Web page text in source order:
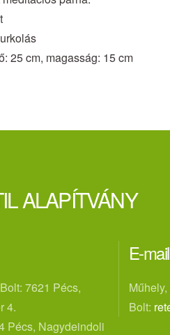
25 cm, magasság: 15 cm
ALAPÍTVÁNY
7621 Pécs,
4.
Pécs, Nagydeindoli
E-mail
Bolt: